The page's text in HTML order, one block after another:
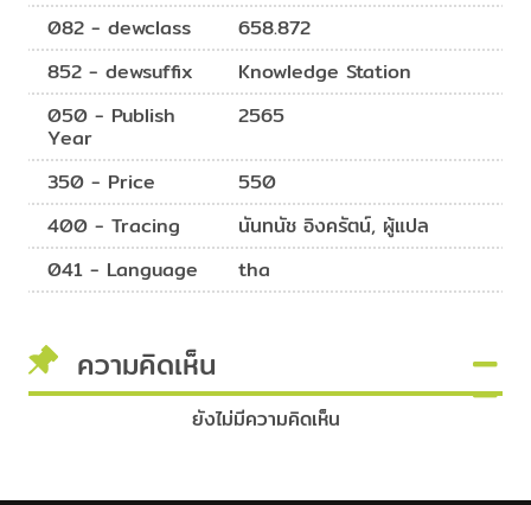
082 - dewclass
658.872
852 - dewsuffix
Knowledge Station
050 - Publish
Year
2565
350 - Price
550
400 - Tracing
นันทนัช อิงครัตน์, ผู้แปล
041 - Language
tha
ความคิดเห็น
ยังไม่มีความคิดเห็น